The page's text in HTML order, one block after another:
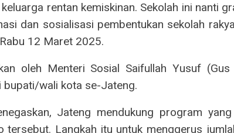
rentan kemiskinan. Sekolah ini nanti
dan sosialisasi pembentukan sekolah
12 Maret 2025.
oleh Menteri Sosial Saifullah Yusuf (Gus
bupati/wali kota se-Jateng.
Jateng mendukung program
tersebut. Langkah itu untuk menggerus